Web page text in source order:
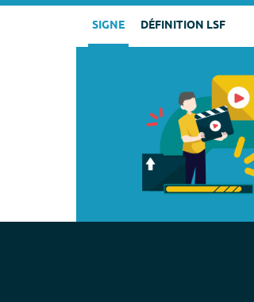
SIGNE DÉFINITION LSF